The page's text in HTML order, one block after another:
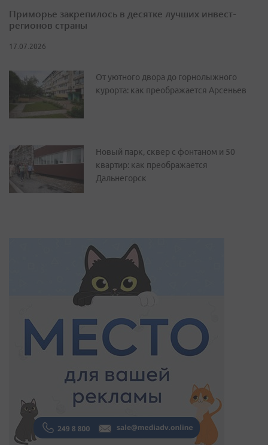
Приморье закрепилось в десятке лучших инвест-
регионов страны
17.07.2026
От уютного двора до горнолыжного
курорта: как преображается Арсеньев
Новый парк, сквер с фонтаном и 50
квартир: как преображается
Дальнегорск